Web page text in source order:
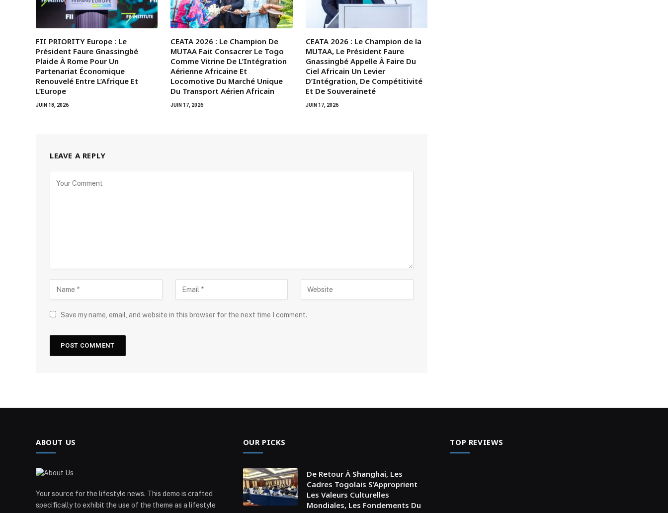
FII PRIORITY Europe : Le
Président Faure Gnassingbé
Plaide À Rome Pour Un
Partenariat Économique
Renouvelé Entre L’Afrique Et
L’Europe
JUIN 18, 2026
CEATA 2026 : Le Champion De
MUTAA Fait Consacrer Le Togo
Comme Vitrine De L’Intégration
Aérienne Africaine Et
Locomotive Du Marché Unique
Du Transport Aérien Africain
JUIN 17, 2026
CEATA 2026 : Le Champion de la
MUTAA, Le Président Faure
Gnassingbé Appelle À Faire Du
Ciel Africain Un Levier
D’Intégration, De Compétitivité
Et De Souveraineté
JUIN 17, 2026
LEAVE A REPLY
Save my name, email, and website in this browser for the next time I comment.
ABOUT US
Your source for the lifestyle news. This demo is crafted
specifically to exhibit the use of the theme as a lifestyle
OUR PICKS
De Retour À Shanghai, Les
Cadres Togolais S’Approprient
Les Valeurs Culturelles
Mondiales, Les Fondements Du
TOP REVIEWS